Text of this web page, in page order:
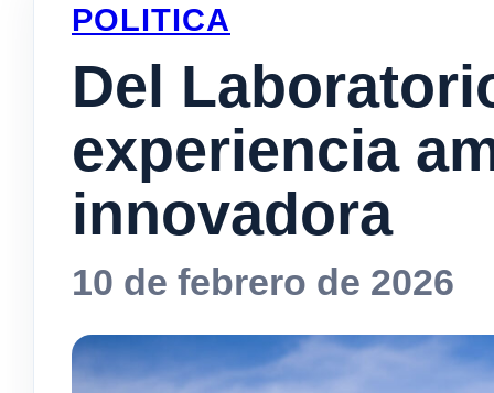
POLITICA
Del
experiencia
innovadora
10 de febrero de 2026